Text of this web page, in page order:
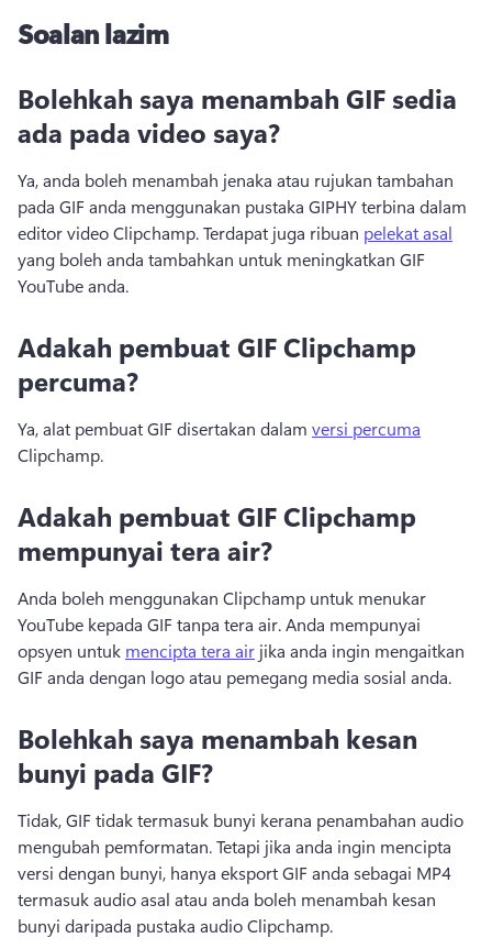
Soalan lazim
Bolehkah saya menambah GIF sedia
ada pada video saya?
Ya, anda boleh menambah jenaka atau rujukan tambahan
pada GIF anda menggunakan pustaka GIPHY terbina dalam
editor video Clipchamp. Terdapat juga ribuan pelekat asal
yang boleh anda tambahkan untuk meningkatkan GIF
YouTube anda.
Adakah pembuat GIF Clipchamp
percuma?
Ya, alat pembuat GIF disertakan dalam versi percuma
Clipchamp.
Adakah pembuat GIF Clipchamp
mempunyai tera air?
Anda boleh menggunakan Clipchamp untuk menukar
YouTube kepada GIF tanpa tera air. Anda mempunyai
opsyen untuk mencipta tera air jika anda ingin mengaitkan
GIF anda dengan logo atau pemegang media sosial anda.
Bolehkah saya menambah kesan
bunyi pada GIF?
Tidak, GIF tidak termasuk bunyi kerana penambahan audio
mengubah pemformatan. Tetapi jika anda ingin mencipta
versi dengan bunyi, hanya eksport GIF anda sebagai MP4
termasuk audio asal atau anda boleh menambah kesan
bunyi daripada pustaka audio Clipchamp.